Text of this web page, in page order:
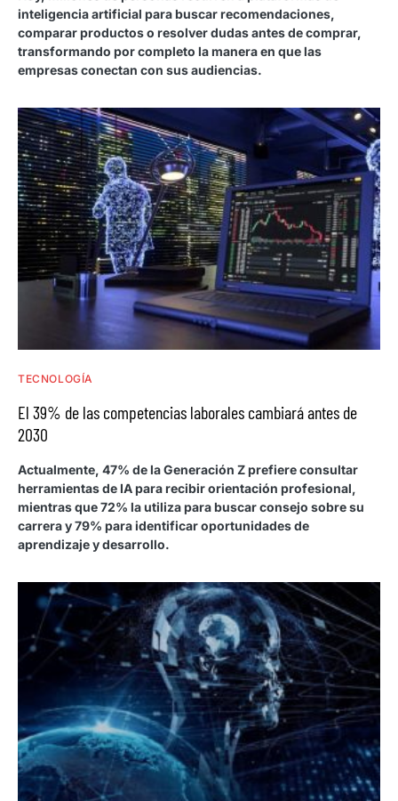
inteligencia artificial para buscar recomendaciones,
comparar productos o resolver dudas antes de comprar,
transformando por completo la manera en que las
empresas conectan con sus audiencias.
TECNOLOGÍA
El 39% de las competencias laborales cambiará antes de
2030
Actualmente, 47% de la Generación Z prefiere consultar
herramientas de IA para recibir orientación profesional,
mientras que 72% la utiliza para buscar consejo sobre su
carrera y 79% para identificar oportunidades de
aprendizaje y desarrollo.